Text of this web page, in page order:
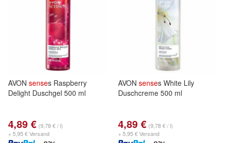
AVON senses Raspberry
Delight Duschgel 500 ml
4,89 € (9,78 € / l)
+ 5,95 € Versand
AVON senses White Lily
Duschcreme 500 ml
4,89 € (9,78 € / l)
+ 5,95 € Versand